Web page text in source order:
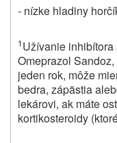
- nízke hladiny
1Užívanie
Omeprazol
jeden rok, môže
bedra, zápästia
lekárovi, ak máte
kortikosteroidy